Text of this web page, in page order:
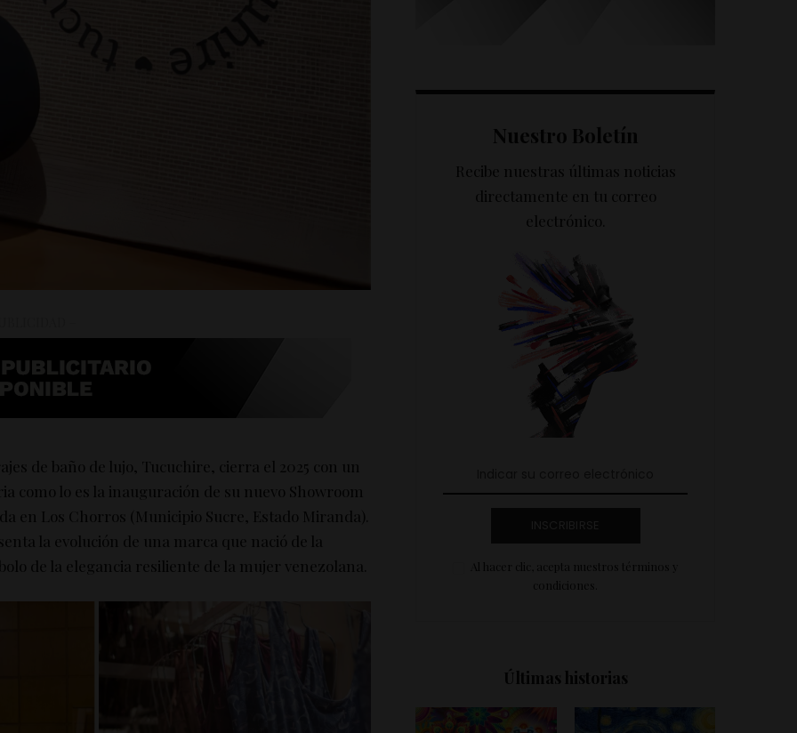
de baño de lujo, Tucuchire, cierra el 2025 con un
como lo es la inauguración de su nuevo Showroom
en Los Chorros (Municipio Sucre, Estado Miranda).
la evolución de una marca que nació de la
de la elegancia resiliente de la mujer venezolana.
Nuestro Boletín
Recibe nuestras últimas noticias
directamente en tu correo
electrónico.
Al hacer clic, acepta nuestros términos y
condiciones.
Últimas historias